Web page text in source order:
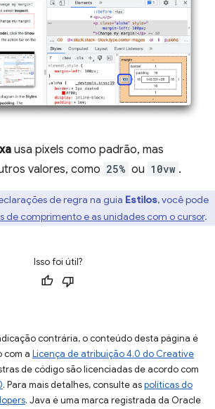
usa pixels como padrão, mas
valores, como 25% ou 10vw .
de regra na guia Estilos, você pode
de comprimento e as unidades com o cursor.
Isso foi útil?
contrária, o conteúdo desta página é
com a Licença de atribuição 4.0 do Creative
de código são licenciadas de acordo com
. Para mais detalhes, consulte aspolíticas do
. Java é uma marca registrada da Oracle